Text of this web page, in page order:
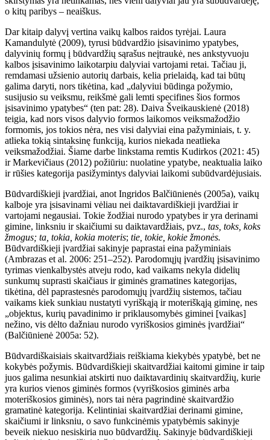
o kitų paribys – neaiškus.
Dar kitaip dalyvį vertina vaikų kalbos raidos tyrėjai. Laura
Kamandulytė (2009), tyrusi būdvardžio įsisavinimo ypatybes,
dalyvinių formų į būdvardžių sąrašus neįtraukė, nes ankstyvuoju
kalbos įsisavinimo laikotarpiu dalyviai vartojami retai. Tačiau ji,
remdamasi užsienio autorių darbais, kelia prielaidą, kad tai būtų
galima daryti, nors tikėtina, kad „dalyviui būdinga požymio,
susijusio su veiksmu, reikšmė gali lemti specifines šios formos
įsisavinimo ypatybes“ (ten pat: 28). Daiva Šveikauskienė (2018)
teigia, kad nors visos dalyvio formos laikomos veiksmažodžio
formomis, jos tokios nėra, nes visi dalyviai eina pažyminiais, t. y.
atlieka tokią sintaksinę funkciją, kurios niekada neatlieka
veiksmažodžiai. Šiame darbe linkstama remtis Kudirkos (2021: 45)
ir Markevičiaus (2012) požiūriu: nuolatine ypatybe, neaktualia laiko
ir rūšies kategorija pasižymintys dalyviai laikomi subūdvardėjusiais.
Būdvardiškieji įvardžiai, anot Ingridos Balčiūnienės (2005a), vaikų
kalboje yra įsisavinami vėliau nei daiktavardiškieji įvardžiai ir
vartojami negausiai. Tokie žodžiai nurodo ypatybes ir yra derinami
gimine, linksniu ir skaičiumi su daiktavardžiais, pvz., tas toks koks
žmogus; ta tokia kokia moteris; tie tokie kokie žmonės.
Būdvardiškieji įvardžiai sakinyje paprastai eina pažyminiais
(Ambrazas et al. 2006: 251–252). Parodomųjų įvardžių įsisavinimo
tyrimas vienkalbystės atveju rodo, kad vaikams nekyla didelių
sunkumų suprasti skaičiaus ir giminės gramatines kategorijas,
tikėtina, dėl paprastesnės parodomųjų įvardžių sistemos, tačiau
vaikams kiek sunkiau nustatyti vyriškąją ir moteriškąją giminę, nes
„objektus, kurių pavadinimo ir priklausomybės giminei [vaikas]
nežino, vis dėlto dažniau nurodo vyriškosios giminės įvardžiai“
(Balčiūnienė 2005a: 52).
Būdvardiškaisiais skaitvardžiais reiškiama kiekybės ypatybė, bet ne
kokybės požymis. Būdvardiškieji skaitvardžiai kaitomi gimine ir taip
juos galima nesunkiai atskirti nuo daiktavardinių skaitvardžių, kurie
yra kurios vienos giminės formos (vyriškosios giminės arba
moteriškosios giminės), nors tai nėra pagrindinė skaitvardžio
gramatinė kategorija. Kelintiniai skaitvardžiai derinami gimine,
skaičiumi ir linksniu, o savo funkcinėmis ypatybėmis sakinyje
beveik niekuo nesiskiria nuo būdvardžių. Sakinyje būdvardiškieji